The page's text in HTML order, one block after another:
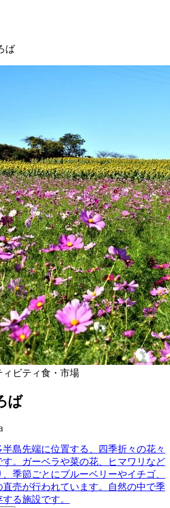
ば
ビティ食・市場
ば
島先端に位置する、四季折々の花々
。ガーベラや菜の花、ヒマワリなど
季節ごとにブルーベリーやイチゴ、
直売が行われています。自然の中で季
る施設です。